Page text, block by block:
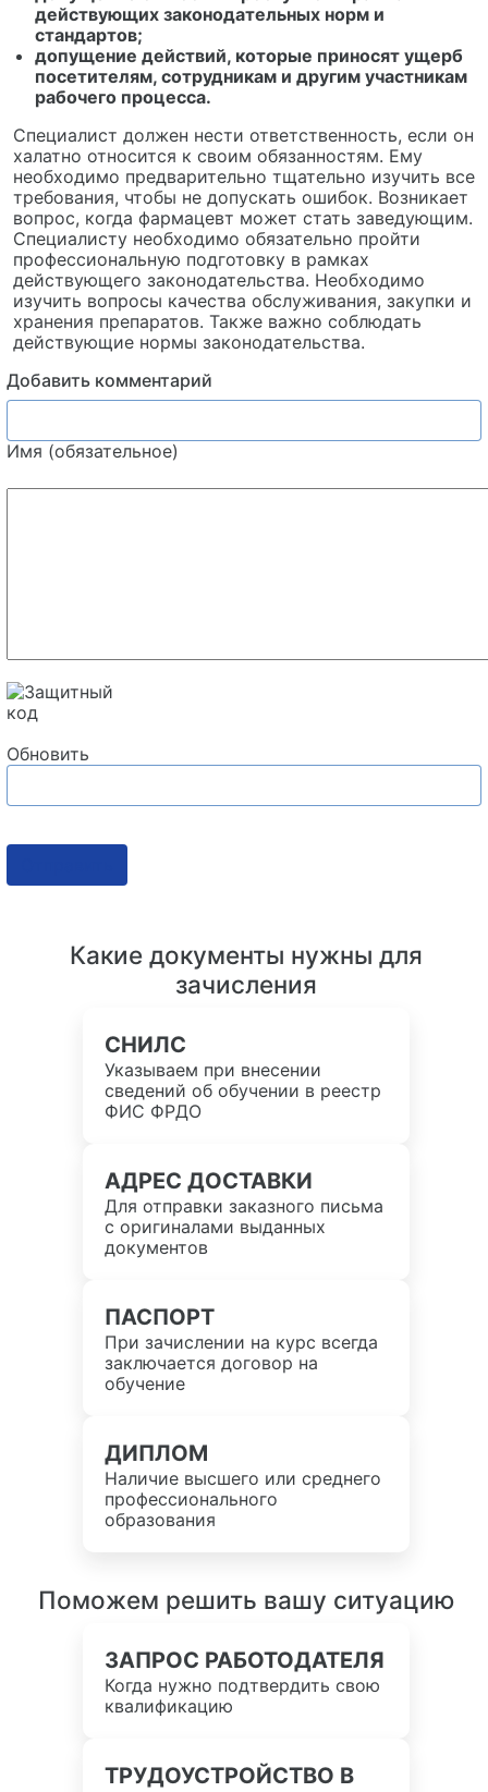
действующих законодательных норм и
стандартов;
допущение действий, которые приносят ущерб
посетителям, сотрудникам и другим участникам
рабочего процесса.
Специалист должен нести ответственность, если он
халатно относится к своим обязанностям. Ему
необходимо предварительно тщательно изучить все
требования, чтобы не допускать ошибок. Возникает
вопрос, когда фармацевт может стать заведующим.
Специалисту необходимо обязательно пройти
профессиональную подготовку в рамках
действующего законодательства. Необходимо
изучить вопросы качества обслуживания, закупки и
хранения препаратов. Также важно соблюдать
действующие нормы законодательства.
Добавить комментарий
Имя (обязательное)
Обновить
Какие документы нужны для
зачисления
СНИЛС
Указываем при внесении
сведений об обучении в реестр
ФИС ФРДО
АДРЕС ДОСТАВКИ
Для отправки заказного письма
с оригиналами выданных
документов
ПАСПОРТ
При зачислении на курс всегда
заключается договор на
обучение
ДИПЛОМ
Наличие высшего или среднего
профессионального
образования
Поможем решить вашу ситуацию
ЗАПРОС РАБОТОДАТЕЛЯ
Когда нужно подтвердить свою
квалификацию
ТРУДОУСТРОЙСТВО В